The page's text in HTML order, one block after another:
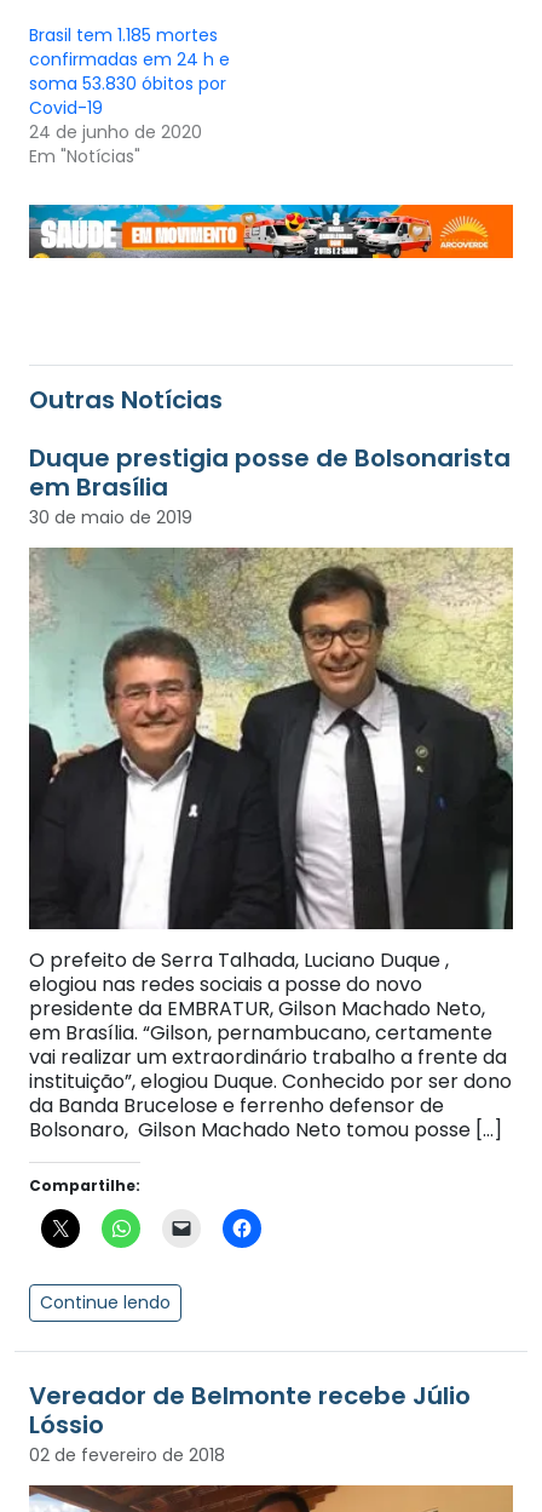
Brasil tem 1.185 mortes
confirmadas em 24 h e
soma 53.830 óbitos por
Covid-19
24 de junho de 2020
Em "Notícias"
Outras Notícias
Duque prestigia posse de Bolsonarista
em Brasília
30 de maio de 2019
O prefeito de Serra Talhada, Luciano Duque ,
elogiou nas redes sociais a posse do novo
presidente da EMBRATUR, Gilson Machado Neto,
em Brasília. “Gilson, pernambucano, certamente
vai realizar um extraordinário trabalho a frente da
instituição”, elogiou Duque. Conhecido por ser dono
da Banda Brucelose e ferrenho defensor de
Bolsonaro, Gilson Machado Neto tomou posse […]
Compartilhe:
Continue lendo
Vereador de Belmonte recebe Júlio
Lóssio
02 de fevereiro de 2018